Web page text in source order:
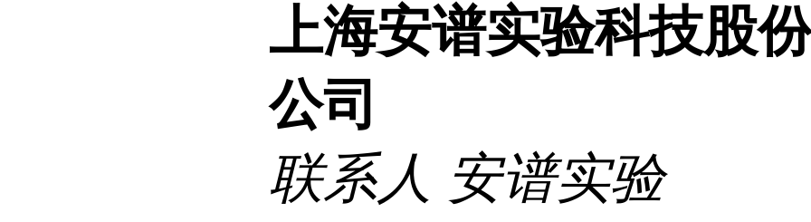
上海安谱实验科技股
公司
联系人 安谱实验